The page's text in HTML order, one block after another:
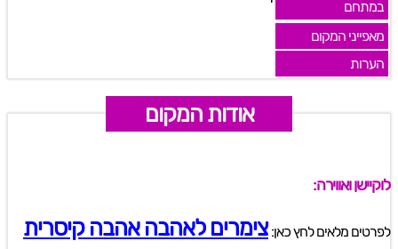
במתחם
מאפייני המקום
הערות
אודות המקום
לוקיישן ואווירה:
לפרטים מלאים לחץ כאן:צימרים לאהבה אהבה קיסרית